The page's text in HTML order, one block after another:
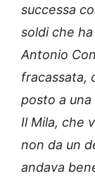
successa
soldi che
Antonio
fracassata,
posto a
Il Mila, che
non da un
andava